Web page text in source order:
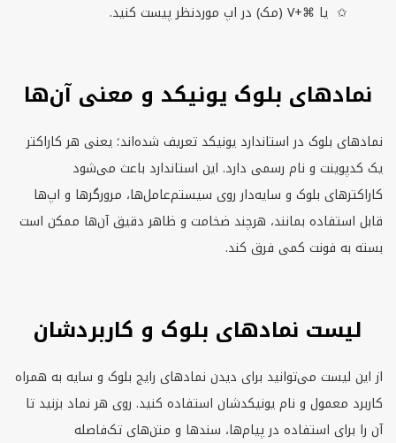
یا ⌘+V (مک) در اپ موردنظر پیست کنید.
نمادهای بلوک یونیکد و معنی آن‌ها
نمادهای بلوک در استاندارد یونیکد تعریف شده‌اند؛ یعنی هر کاراکتر
یک کدپوینت و نام رسمی دارد. این استاندارد باعث می‌شود
کاراکترهای بلوک و سایه‌دار روی سیستم‌عامل‌ها، مرورگرها و اپ‌ها
قابل استفاده بمانند، هرچند ضخامت و ظاهر دقیق آن‌ها ممکن است
بسته به فونت کمی فرق کند.
لیست نمادهای بلوک و کاربردشان
از این لیست می‌توانید برای دیدن نمادهای رایج بلوک و سایه به همراه
کاربرد معمول و نام یونیکدشان استفاده کنید. روی هر نماد بزنید تا
آن را برای استفاده در پیام‌ها، سندها و متن‌های تک‌فاصله